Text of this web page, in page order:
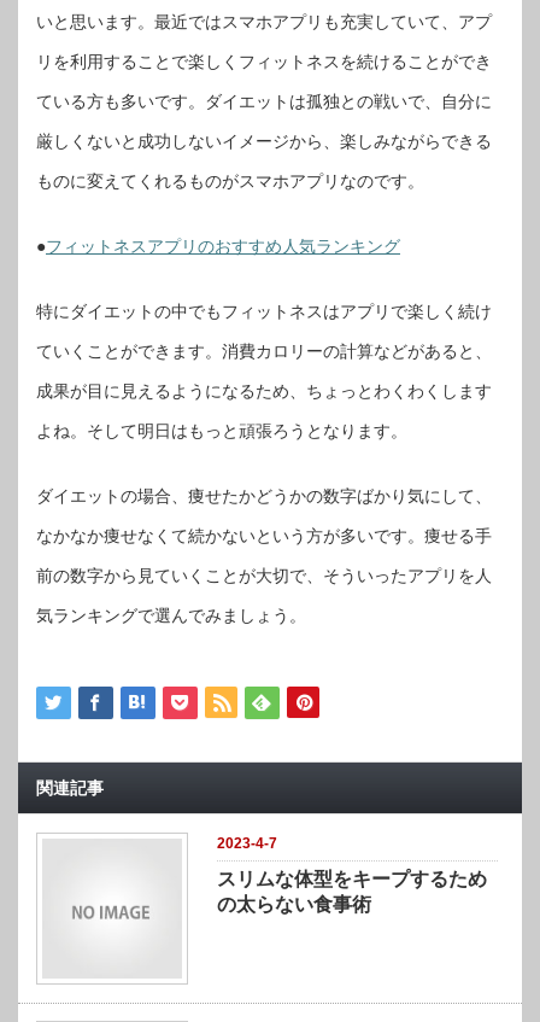
いと思います。最近ではスマホアプリも充実していて、アプ
リを利用することで楽しくフィットネスを続けることができ
ている方も多いです。ダイエットは孤独との戦いで、自分に
厳しくないと成功しないイメージから、楽しみながらできる
ものに変えてくれるものがスマホアプリなのです。
●フィットネスアプリのおすすめ人気ランキング
特にダイエットの中でもフィットネスはアプリで楽しく続け
ていくことができます。消費カロリーの計算などがあると、
成果が目に見えるようになるため、ちょっとわくわくします
よね。そして明日はもっと頑張ろうとなります。
ダイエットの場合、痩せたかどうかの数字ばかり気にして、
なかなか痩せなくて続かないという方が多いです。痩せる手
前の数字から見ていくことが大切で、そういったアプリを人
気ランキングで選んでみましょう。
関連記事
2023-4-7
スリムな体型をキープするため
の太らない食事術